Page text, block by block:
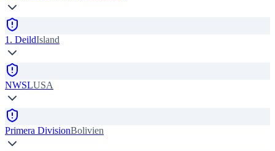
1. DeildIsland
NWSLUSA
Primera DivisionBolivien